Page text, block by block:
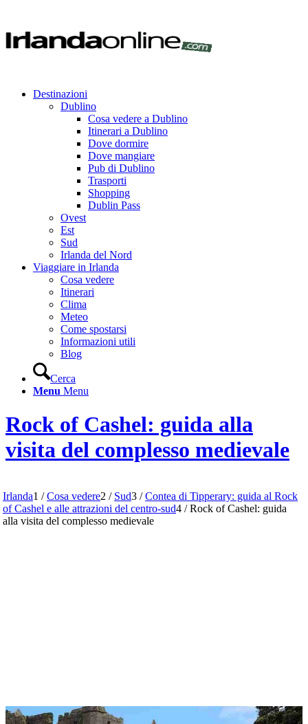
Destinazioni
Dublino
Cosa vedere a Dublino
Itinerari a Dublino
Dove dormire
Dove mangiare
Pub di Dublino
Trasporti
Shopping
Dublin Pass
Ovest
Est
Sud
Irlanda del Nord
Viaggiare in Irlanda
Cosa vedere
Itinerari
Clima
Meteo
Come spostarsi
Informazioni utili
Blog
Cerca
Menu Menu
Rock of Cashel: guida alla
visita del complesso medievale
Irlanda1 / Cosa vedere2 / Sud3 / Contea di Tipperary: guida al Rock
of Cashel e alle attrazioni del centro-sud4 / Rock of Cashel: guida
alla visita del complesso medievale